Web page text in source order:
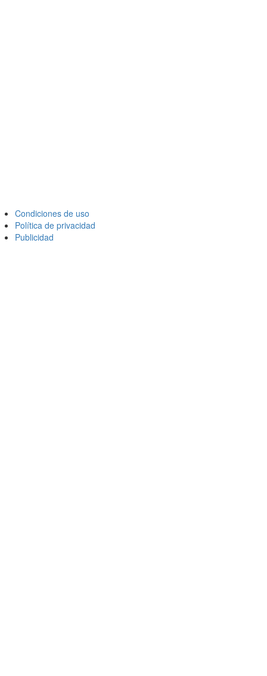
Condiciones de uso
Política de privacidad
Publicidad